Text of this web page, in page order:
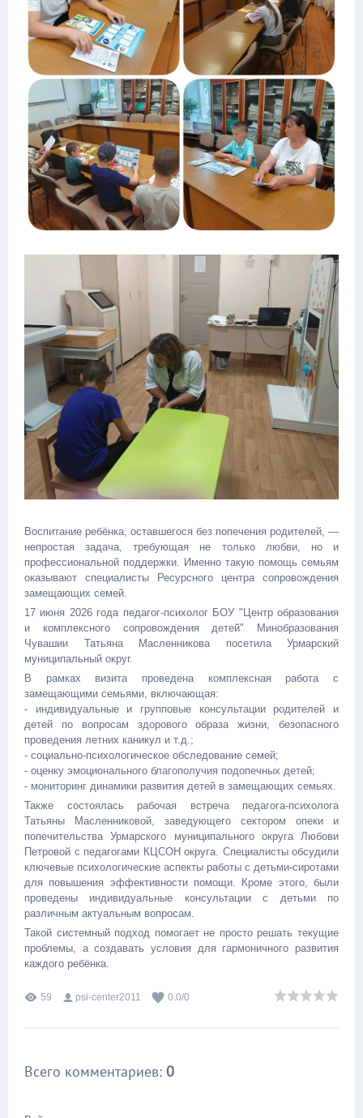
Воспитание ребёнка, оставшегося без попечения родителей, —
непростая задача, требующая не только любви, но и
профессиональной поддержки. Именно такую помощь семьям
оказывают специалисты Ресурсного центра сопровождения
замещающих семей.
17 июня 2026 года педагог-психолог БОУ "Центр образования
и комплексного сопровождения детей" Минобразования
Чувашии Татьяна Масленникова посетила Урмарский
муниципальный округ.
В рамках визита проведена комплексная работа с
замещающими семьями, включающая:
- индивидуальные и групповые консультации родителей и
детей по вопросам здорового образа жизни, безопасного
проведения летних каникул и т.д.;
- социально-психологическое обследование семей;
- оценку эмоционального благополучия подопечных детей;
- мониторинг динамики развития детей в замещающих семьях.
Также состоялась рабочая встреча педагога-психолога
Татьяны Масленниковой, заведующего сектором опеки и
попечительства Урмарского муниципального округа Любови
Петровой с педагогами КЦСОН округа. Специалисты обсудили
ключевые психологические аспекты работы с детьми-сиротами
для повышения эффективности помощи. Кроме этого, были
проведены индивидуальные консультации с детьми по
различным актуальным вопросам.
Такой системный подход помогает не просто решать текущие
проблемы, а создавать условия для гармоничного развития
каждого ребёнка.
59 psi-center2011 0.0/0
Всего комментариев: 0